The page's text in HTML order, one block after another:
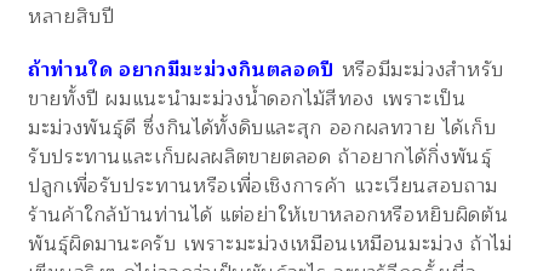
หลายสิบปี
ถ้าท่านใด อยากมีมะม่วงกินตลอดปี หรือมีมะม่วงสำหรับ
ขายทั้งปี ผมแนะนำมะม่วงน้ำดอกไม้สีทอง เพราะเป็น
มะม่วงพันธุ์ดี ซึ่งกินได้ทั้งดิบและสุก ออกผลทวาย ได้เก็บ
รับประทานและเก็บผลผลิตขายตลอด ถ้าอยากได้กิ่งพันธุ์
ปลูกเพื่อรับประทานหรือเพื่อเชิงการค้า แวะเวียนสอบถาม
ร้านค้าใกล้บ้านท่านได้ แต่อย่าให้เขาหลอกหรือหยิบผิดต้น
พันธุ์ผิดมานะครับ เพราะมะม่วงเหมือนเหมือนมะม่วง ถ้าไม่